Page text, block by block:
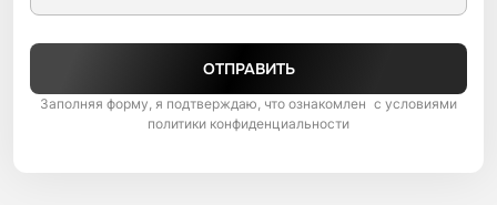
ОТПРАВИТЬ
Заполняя форму, я подтверждаю, что ознакомлен с условиями
политики конфиденциальности